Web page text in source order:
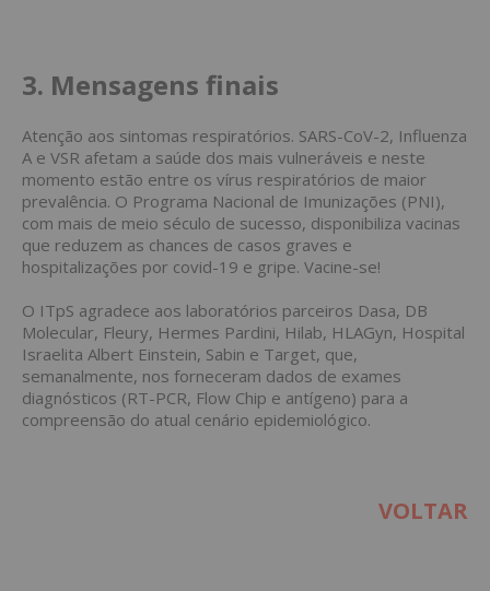
3. Mensagens finais
Atenção aos sintomas respiratórios. SARS-CoV-2, Influenza
A e VSR afetam a saúde dos mais vulneráveis e neste
momento estão entre os vírus respiratórios de maior
prevalência. O Programa Nacional de Imunizações (PNI),
com mais de meio século de sucesso, disponibiliza vacinas
que reduzem as chances de casos graves e
hospitalizações por covid-19 e gripe. Vacine-se!
O ITpS agradece aos laboratórios parceiros Dasa, DB
Molecular, Fleury, Hermes Pardini, Hilab, HLAGyn, Hospital
Israelita Albert Einstein, Sabin e Target, que,
semanalmente, nos forneceram dados de exames
diagnósticos (RT-PCR, Flow Chip e antígeno) para a
compreensão do atual cenário epidemiológico.
VOLTAR